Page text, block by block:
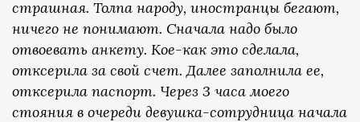
страшная. Толпа народу, иностранцы бегают,
ничего не понимают. Сначала надо было
отвоевать анкету. Кое-как это сделала,
отксерила за свой счет. Далее заполнила ее,
отксерила паспорт. Через 3 часа моего
стояния в очереди девушка-сотрудница начала